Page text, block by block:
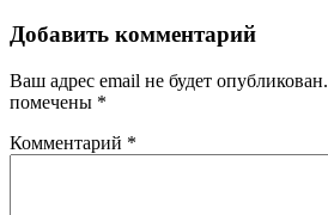
Добавить комментарий
Ваш адрес email не будет опубликован.
помечены *
Комментарий *